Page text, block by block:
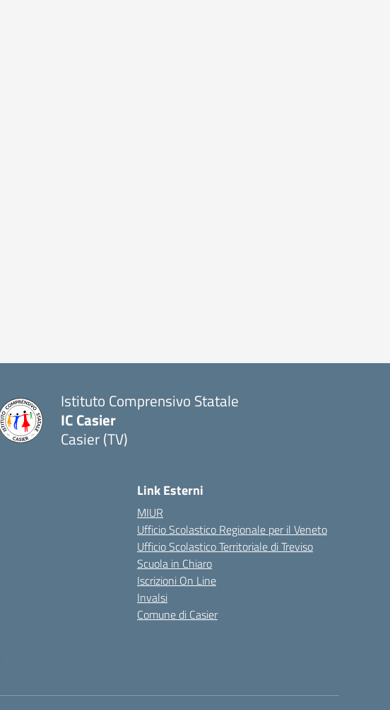
Istituto Comprensivo Statale
IC Casier
Casier (TV)
Link Esterni
MIUR
Ufficio Scolastico Regionale per il Veneto
Ufficio Scolastico Territoriale di Treviso
Scuola in Chiaro
Iscrizioni On Line
Invalsi
Comune di Casier